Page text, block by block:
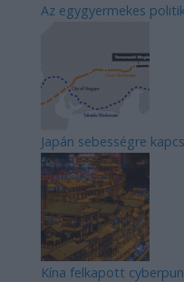
Az egygyermekes
Japán sebességre
Kína felkapott